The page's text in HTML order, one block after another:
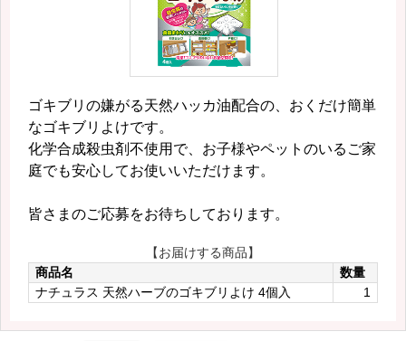
ゴキブリの嫌がる天然ハッカ油配合の、おくだけ簡単
なゴキブリよけです。
化学合成殺虫剤不使用で、お子様やペットのいるご家
庭でも安心してお使いいただけます。
皆さまのご応募をお待ちしております。
【お届けする商品】
商品名
数量
ナチュラス 天然ハーブのゴキブリよけ 4個入
1